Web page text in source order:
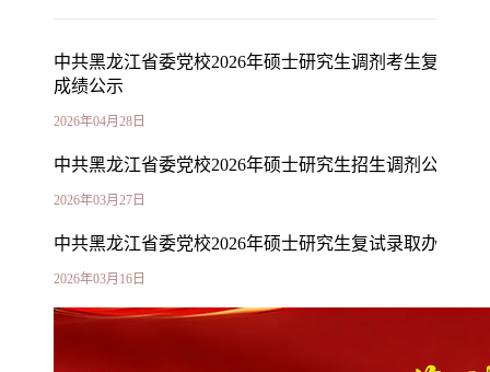
中共黑龙江省委党校2026年硕士研究生调剂考生复试
成绩公示
2026年04月28日
中共黑龙江省委党校2026年硕士研究生招生调剂公告
2026年03月27日
中共黑龙江省委党校2026年硕士研究生复试录取办法
2026年03月16日
中共黑龙江省委党校2026年硕士研究生招生考试初试